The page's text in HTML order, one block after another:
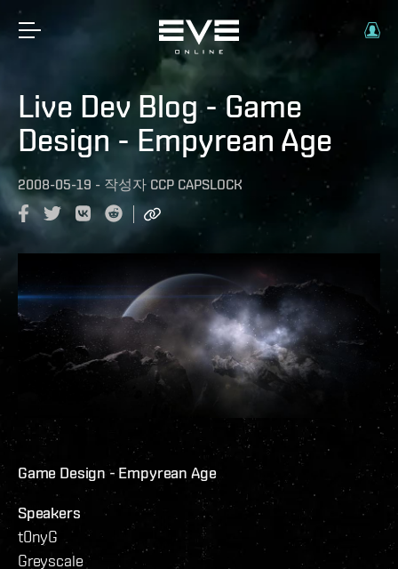
Live Dev Blog - Game
Design - Empyrean Age
2008-05-19 - 작성자 CCP CAPSLOCK
Game Design - Empyrean Age
Speakers
t0nyG
Greyscale